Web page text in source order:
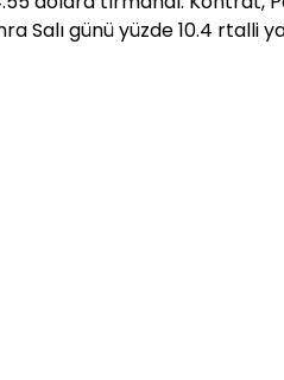
Salı günü yüzde 10.4 rtalli